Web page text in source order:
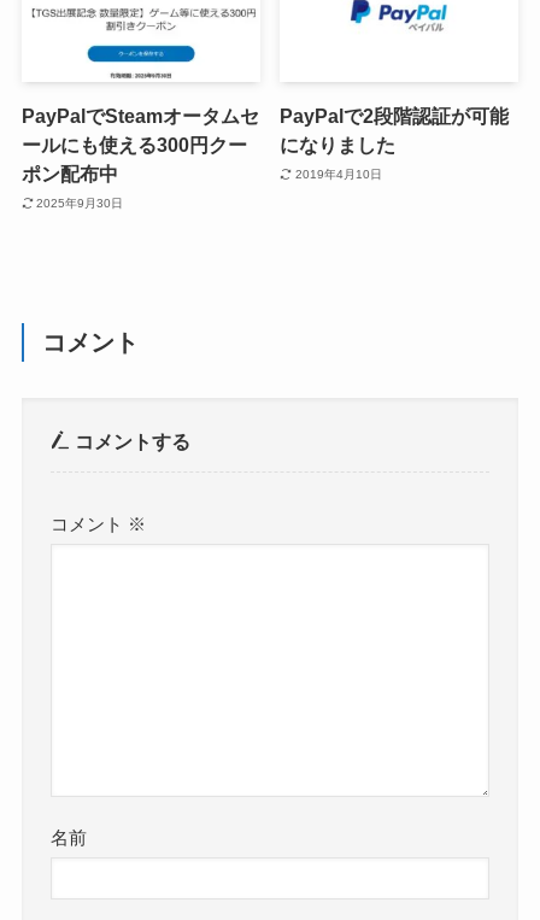
PayPalでSteamオータムセ
ールにも使える300円クー
ポン配布中
2025年9月30日
PayPalで2段階認証が可能
になりました
2019年4月10日
コメント
コメントする
コメント ※
名前